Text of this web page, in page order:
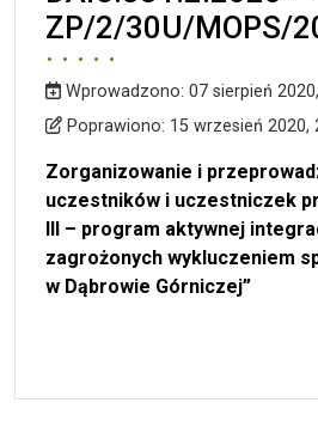
ZP/2/30U/MOPS/
Wprowadzono
Wprowadzono: 07 sierpień
Poprawiono
Poprawiono: 15 wrzesień 2020,
Zorganizowanie i
uczestników i uczestniczek
III – program aktywnej
zagrożonych wykluczeniem
w Dąbrowie Górniczej”